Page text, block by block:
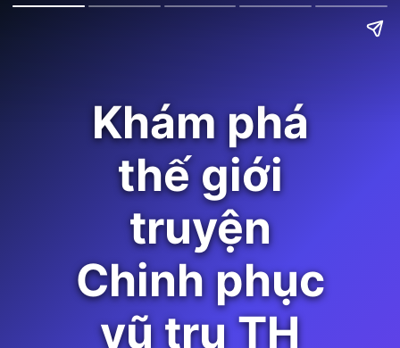
Khám phá
thế giới
truyện
Chinh phục
vũ trụ TH